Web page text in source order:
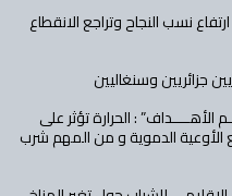
الإنسانية بجامعة الجزائر 2… ارتفاع نسب النجاح وتراجع الانقطاع
الأهــــداف” : الحرارة تؤثر على
الدموية و من المهم شرب